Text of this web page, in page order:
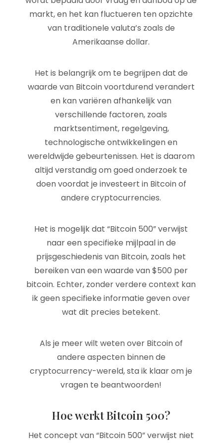
markt, en het kan fluctueren ten opzichte
van traditionele valuta’s zoals de
Amerikaanse dollar.
Het is belangrijk om te begrijpen dat de
waarde van Bitcoin voortdurend verandert
en kan variëren afhankelijk van
verschillende factoren, zoals
marktsentiment, regelgeving,
technologische ontwikkelingen en
wereldwijde gebeurtenissen. Het is daarom
altijd verstandig om goed onderzoek te
doen voordat je investeert in Bitcoin of
andere cryptocurrencies.
Het is mogelijk dat “Bitcoin 500” verwijst
naar een specifieke mijlpaal in de
prijsgeschiedenis van Bitcoin, zoals het
bereiken van een waarde van $500 per
bitcoin. Echter, zonder verdere context kan
ik geen specifieke informatie geven over
wat dit precies betekent.
Als je meer wilt weten over Bitcoin of
andere aspecten binnen de
cryptocurrency-wereld, sta ik klaar om je
vragen te beantwoorden!
Hoe werkt Bitcoin 500?
Het concept van “Bitcoin 500” verwijst niet